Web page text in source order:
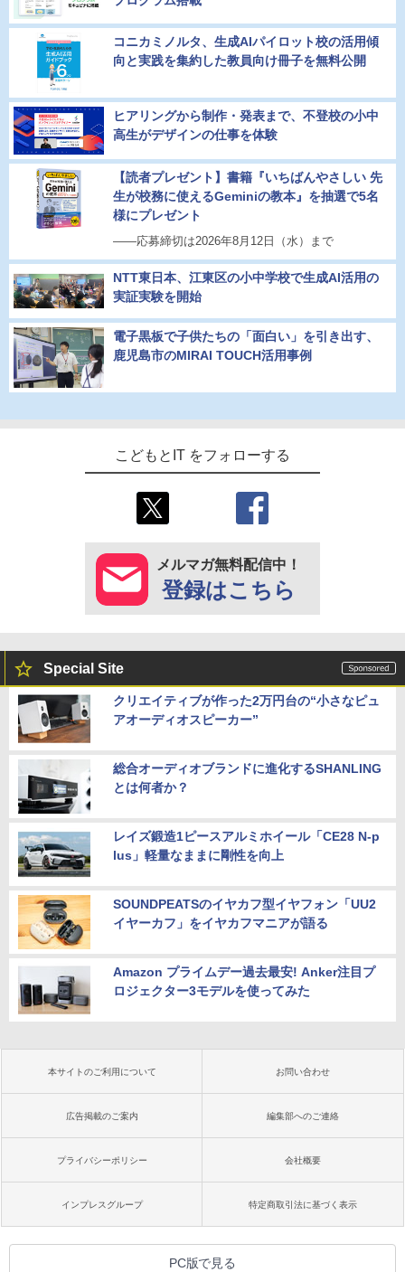
コニカミノルタ、生成AIパイロット校の活用傾
向と実践を集約した教員向け冊子を無料公開
ヒアリングから制作・発表まで、不登校の小中
高生がデザインの仕事を体験
【読者プレゼント】書籍『いちばんやさしい 先
生が校務に使えるGeminiの教本』を抽選で5名
様にプレゼント
――応募締切は2026年8月12日（水）まで
NTT東日本、江東区の小中学校で生成AI活用の
実証実験を開始
電子黒板で子供たちの「面白い」を引き出す、
鹿児島市のMIRAI TOUCH活用事例
こどもとIT をフォローする
メルマガ無料配信中！
登録はこちら
Special Site
クリエイティブが作った2万円台の“小さなピュ
アオーディオスピーカー”
総合オーディオブランドに進化するSHANLING
とは何者か？
レイズ鍛造1ピースアルミホイール「CE28 N-p
lus」軽量なままに剛性を向上
SOUNDPEATSのイヤカフ型イヤフォン「UU2
イヤーカフ」をイヤカフマニアが語る
Amazon プライムデー過去最安! Anker注目プ
ロジェクター3モデルを使ってみた
本サイトのご利用について お問い合わせ
広告掲載のご案内 編集部へのご連絡
プライバシーポリシー 会社概要
インプレスグループ 特定商取引法に基づく表示
PC版で見る